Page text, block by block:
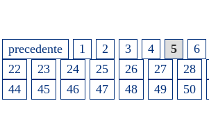
precedente 1 2 3 4 5 6
22
23 24 25 26 27 28
44
45 46 47 48 49 50